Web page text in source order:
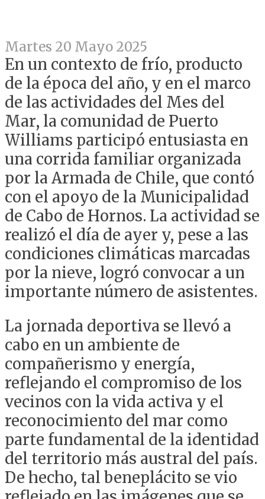
Martes 20 Mayo 2025
En un contexto de frío, producto
de la época del año, y en el marco
de las actividades del Mes del
Mar, la comunidad de Puerto
Williams participó entusiasta en
una corrida familiar organizada
por la Armada de Chile, que contó
con el apoyo de la Municipalidad
de Cabo de Hornos. La actividad se
realizó el día de ayer y, pese a las
condiciones climáticas marcadas
por la nieve, logró convocar a un
importante número de asistentes.
La jornada deportiva se llevó a
cabo en un ambiente de
compañerismo y energía,
reflejando el compromiso de los
vecinos con la vida activa y el
reconocimiento del mar como
parte fundamental de la identidad
del territorio más austral del país.
De hecho, tal beneplácito se vio